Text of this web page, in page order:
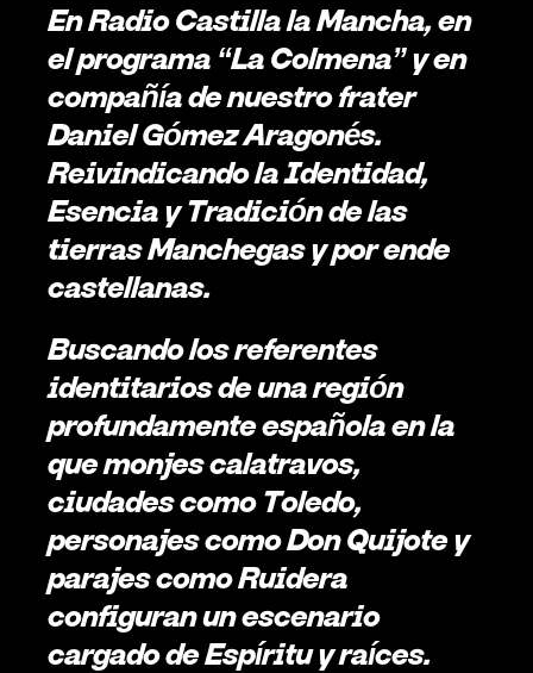
En Radio Castilla la Mancha, en
el programa “La Colmena” y en
compañía de nuestro frater
Daniel Gómez Aragonés.
Reivindicando la Identidad,
Esencia y Tradición de las
tierras Manchegas y por ende
castellanas.
Buscando los referentes
identitarios de una región
profundamente española en la
que monjes calatravos,
ciudades como Toledo,
personajes como Don Quijote y
parajes como Ruidera
configuran un escenario
cargado de Espíritu y raíces.